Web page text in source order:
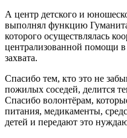
А центр детского и
выполнял функцию
которого осуществлялась
централизованной помощи в
захвата.
Спасибо тем, кто это не
пожилых соседей, делится
Спасибо волонтёрам,
питания, медикаменты,
детей и передают это